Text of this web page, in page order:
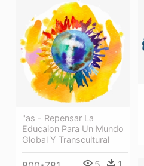
"as - Repensar La
Educaion Para Un Mundo
Global Y Transcultural